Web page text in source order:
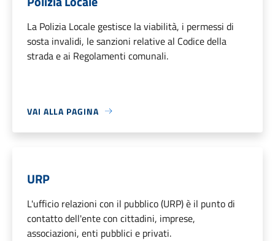
La Polizia Locale gestisce la viabilità, i permessi di
sosta invalidi, le sanzioni relative al Codice della
strada e ai Regolamenti comunali.
VAI ALLA PAGINA
URP
L'ufficio relazioni con il pubblico (URP) è il punto di
contatto dell'ente con cittadini, imprese,
associazioni, enti pubblici e privati.